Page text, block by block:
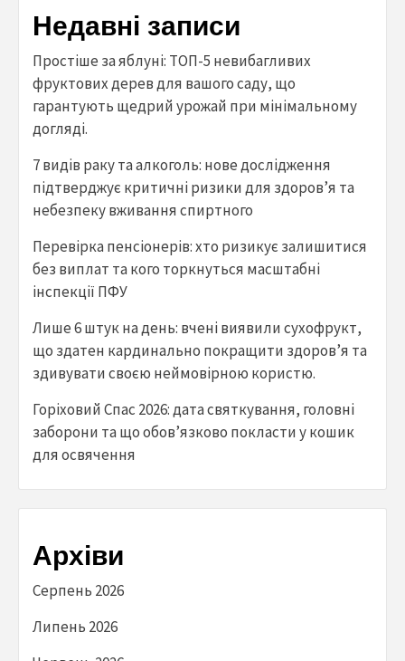
Недавні записи
Простіше за яблуні: ТОП-5 невибагливих
фруктових дерев для вашого саду, що
гарантують щедрий урожай при мінімальному
догляді.
7 видів раку та алкоголь: нове дослідження
підтверджує критичні ризики для здоров’я та
небезпеку вживання спиртного
Перевірка пенсіонерів: хто ризикує залишитися
без виплат та кого торкнуться масштабні
інспекції ПФУ
Лише 6 штук на день: вчені виявили сухофрукт,
що здатен кардинально покращити здоров’я та
здивувати своєю неймовірною користю.
Горіховий Спас 2026: дата святкування, головні
заборони та що обов’язково покласти у кошик
для освячення
Архіви
Серпень 2026
Липень 2026